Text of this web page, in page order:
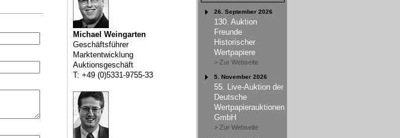
Michael Weingarten
Geschäftsführer
Marktentwicklung
Auktionsgeschäft
T: +49 (0)5331-9755-33
26. September 2026
130. Auktion
Freunde
Historischer
Wertpapiere
> Zur Webseite
5. November 2026
55. Live-Auktion der
Deutsche
Wertpapierauktionen
GmbH
> Zur Webseite